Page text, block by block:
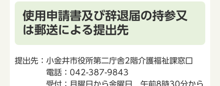
使用申請書及び辞退届の持参又
は郵送による提出先
提出先：小金井市役所第二庁舎2階介護福祉課窓口
電話：042-387-9843
受付：月曜日から金曜日 午前8時30分から